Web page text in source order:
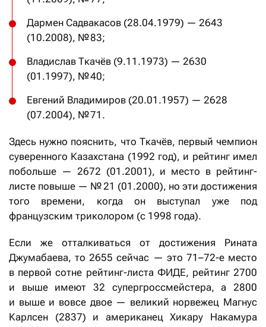
Дармен Садвакасов (28.04.1979) — 2643
(10.2008), № 83;
Владислав Ткачёв (9.11.1973) — 2630
(01.1997), № 40;
Евгений Владимиров (20.01.1957) — 2628
(07.2004), № 71.
Здесь нужно пояснить, что Ткачёв, первый чемпион
суверенного Казахстана (1992 год), и рейтинг имел
побольше — 2672 (01.2001), и место в рейтинг-
листе повыше — № 21 (01.2000), но эти достижения
того времени, когда он выступал уже под
французским триколором (с 1998 года).
Если же отталкиваться от достижения Рината
Джумабаева, то 2655 сейчас — это 71–72-е место
в первой сотне рейтинг-листа ФИДЕ, рейтинг 2700
и выше имеют 32 супергроссмейстера, а 2800
и выше и вовсе двое — великий норвежец Магнус
Карлсен (2837) и американец Хикару Накамура